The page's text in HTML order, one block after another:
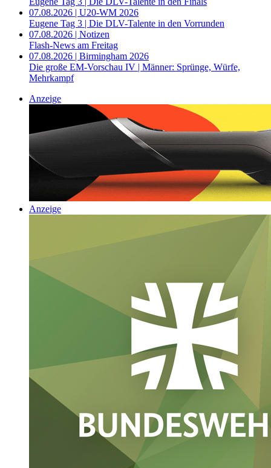
07.08.2026 | U20-WM 2026
Eugene Tag 3 | Die DLV-Talente in den Vorrunden
07.08.2026 | Notizen
Flash-News am Freitag
07.08.2026 | Birmingham 2026
Die große EM-Vorschau IV | Männer: Sprünge, Würfe,
Mehrkampf
Anzeige
Anzeige